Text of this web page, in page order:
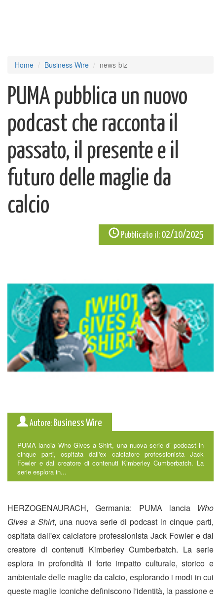
Home Business Wire news-biz
PUMA pubblica un nuovo
podcast che racconta il
passato, il presente e il
futuro delle maglie da
calcio
Pubblicato il: 02/10/2025
Autore: Business Wire
PUMA lancia Who Gives a Shirt, una nuova serie di podcast in
cinque parti, ospitata dall'ex calciatore professionista Jack
Fowler e dal creatore di contenuti Kimberley Cumberbatch. La
serie esplora in...
HERZOGENAURACH, Germania: PUMA lancia Who
Gives a Shirt, una nuova serie di podcast in cinque parti,
ospitata dall'ex calciatore professionista Jack Fowler e dal
creatore di contenuti Kimberley Cumberbatch. La serie
esplora in profondità il forte impatto culturale, storico e
ambientale delle maglie da calcio, esplorando i modi in cui
queste maglie iconiche definiscono l'identità, la passione e